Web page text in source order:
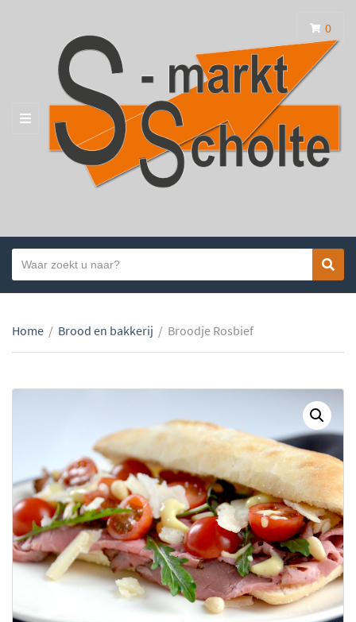
MENU
Category
name
Search
text
0
Home / Brood en bakkerij / Broodje Rosbief